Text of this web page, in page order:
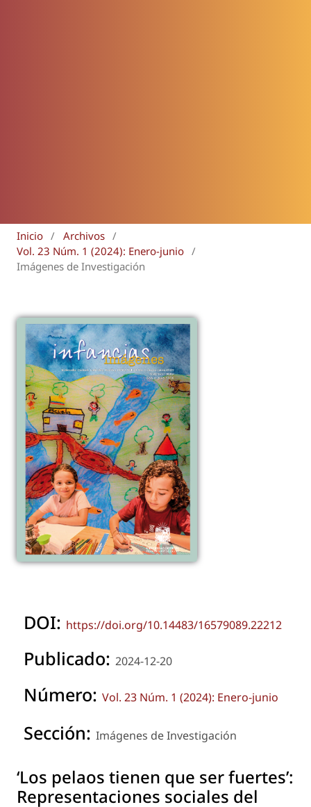
Inicio / Archivos /
Vol. 23 Núm. 1 (2024): Enero-junio /
Imágenes de Investigación
DOI: https://doi.org/10.14483/16579089.22212
Publicado: 2024-12-20
Número: Vol. 23 Núm. 1 (2024): Enero-junio
Sección: Imágenes de Investigación
‘Los pelaos tienen que ser fuertes’:
Representaciones sociales del